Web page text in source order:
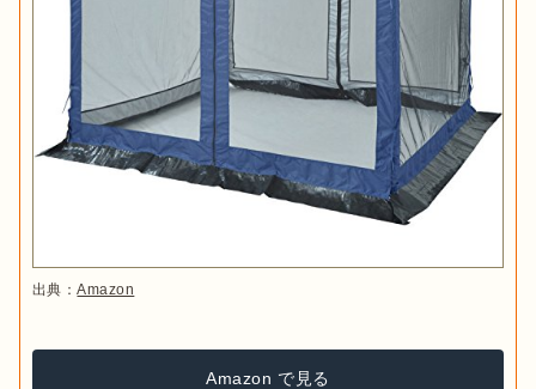
出典：Amazon
Amazon で見る